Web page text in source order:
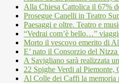
Alla Chiesa Cattolica il 67%
Prosegue Canelli in Teatro
Paesaggi e oltre. Teatro e
“Vedrai com’è bello…”
Morto il vescovo emerito di
E’ nato il Consorzio del
A Savigliano sarà realizzata
22 Spighe Verdi al Piemonte,
Al Colle dei Caffi la memoria